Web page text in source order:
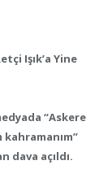
Işık’a Yine
“Askere
dava açıldı.